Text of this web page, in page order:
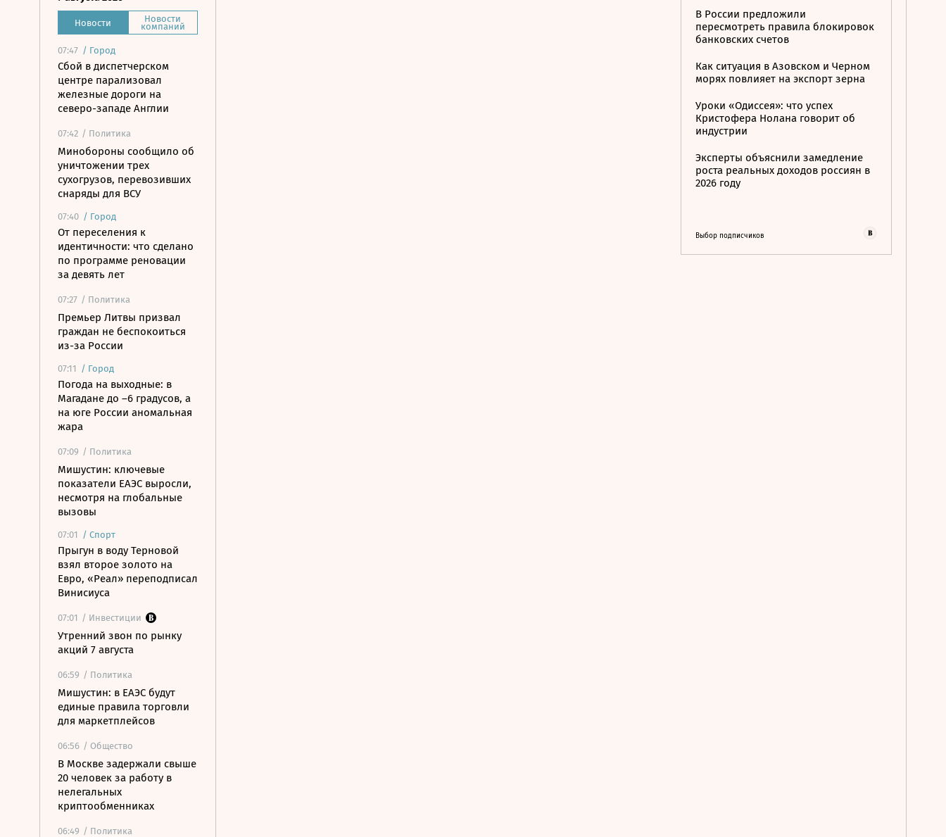
Новости Новости
компаний
07:47 / Город
Сбой в диспетчерском
центре парализовал
железные дороги на
северо-западе Англии
07:42 / Политика
Минобороны сообщило об
уничтожении трех
сухогрузов, перевозивших
снаряды для ВСУ
07:40 / Город
От переселения к
идентичности: что сделано
по программе реновации
за девять лет
07:27 / Политика
Премьер Литвы призвал
граждан не беспокоиться
из-за России
07:11 / Город
Погода на выходные: в
Магадане до –6 градусов, а
на юге России аномальная
жара
07:09 / Политика
Мишустин: ключевые
показатели ЕАЭС выросли,
несмотря на глобальные
вызовы
07:01 / Спорт
Прыгун в воду Терновой
взял второе золото на
Евро, «Реал» переподписал
Винисиуса
07:01 / Инвестиции
Утренний звон по рынку
акций 7 августа
06:59 / Политика
Мишустин: в ЕАЭС будут
единые правила торговли
для маркетплейсов
06:56 / Общество
В Москве задержали свыше
20 человек за работу в
нелегальных
криптообменниках
06:49 / Политика
В России предложили
пересмотреть правила блокировок
банковских счетов
Как ситуация в Азовском и Черном
морях повлияет на экспорт зерна
Уроки «Одиссея»: что успех
Кристофера Нолана говорит об
индустрии
Эксперты объяснили замедление
роста реальных доходов россиян в
2026 году
Выбор подписчиков